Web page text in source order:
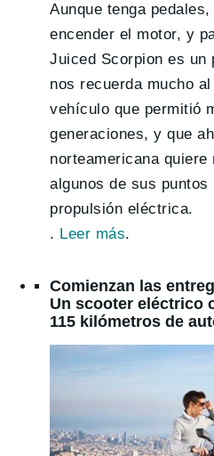
Aunque tenga
encender el motor, y
Juiced Scorpion es un
nos recuerda mucho
vehículo que permitió
generaciones, y que
norteamericana quiere
algunos de sus
propulsión eléctrica.
. Leer más.
Comienzan las
Un scooter eléctrico
115 kilómetros de